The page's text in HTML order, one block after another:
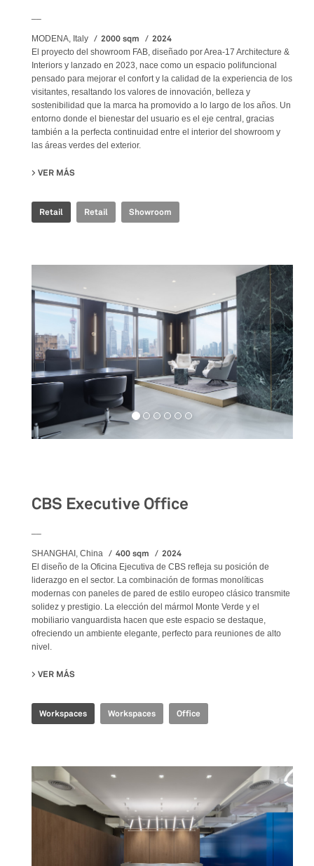
MODENA, Italy 2000 sqm 2024
El proyecto del showroom FAB, diseñado por Area-17 Architecture &
Interiors y lanzado en 2023, nace como un espacio polifuncional
pensado para mejorar el confort y la calidad de la experiencia de los
visitantes, resaltando los valores de innovación, belleza y
sostenibilidad que la marca ha promovido a lo largo de los años. Un
entorno donde el bienestar del usuario es el eje central, gracias
también a la perfecta continuidad entre el interior del showroom y
las áreas verdes del exterior.
VER MÁS
Retail Retail Showroom
CBS Executive Office
SHANGHAI, China 400 sqm 2024
El diseño de la Oficina Ejecutiva de CBS refleja su posición de
liderazgo en el sector. La combinación de formas monolíticas
modernas con paneles de pared de estilo europeo clásico transmite
solidez y prestigio. La elección del mármol Monte Verde y el
mobiliario vanguardista hacen que este espacio se destaque,
ofreciendo un ambiente elegante, perfecto para reuniones de alto
nivel.
VER MÁS
Workspaces Workspaces Office